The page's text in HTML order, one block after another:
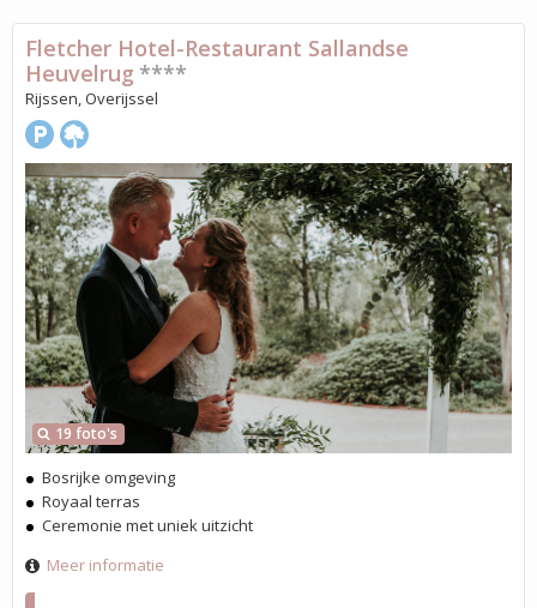
19 foto's
Fletcher Hotel-Restaurant Sallandse
Heuvelrug ****
Rijssen, Overijssel
Bosrijke omgeving
Royaal terras
Ceremonie met uniek uitzicht
Meer informatie